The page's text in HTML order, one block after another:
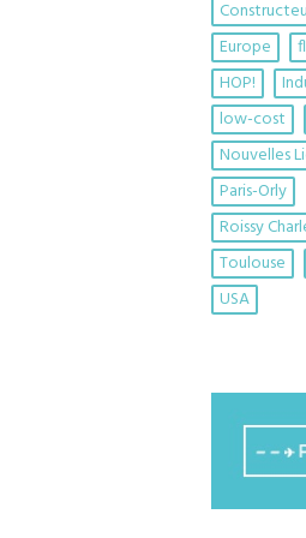
Europe
HOP!
low-cost
Nouvelles
Paris-Orly
Roissy
Toulouse
USA